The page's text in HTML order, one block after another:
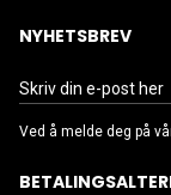
NYHETSBREV
Ved å melde deg på